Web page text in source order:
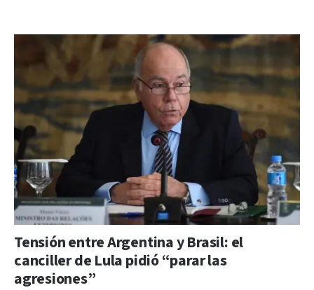
Tensión entre Argentina y Brasil: el
canciller de Lula pidió “parar las
agresiones”